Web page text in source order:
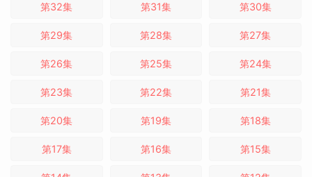
第32集 第31集 第30集
第29集 第28集 第27集
第26集 第25集 第24集
第23集 第22集 第21集
第20集 第19集 第18集
第17集 第16集 第15集